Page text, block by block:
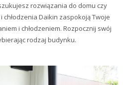
rozwiązania do domu czy
Daikin zaspokoją Twoje
i chłodzeniem. Rozpocznij swój
rodzaj budynku.